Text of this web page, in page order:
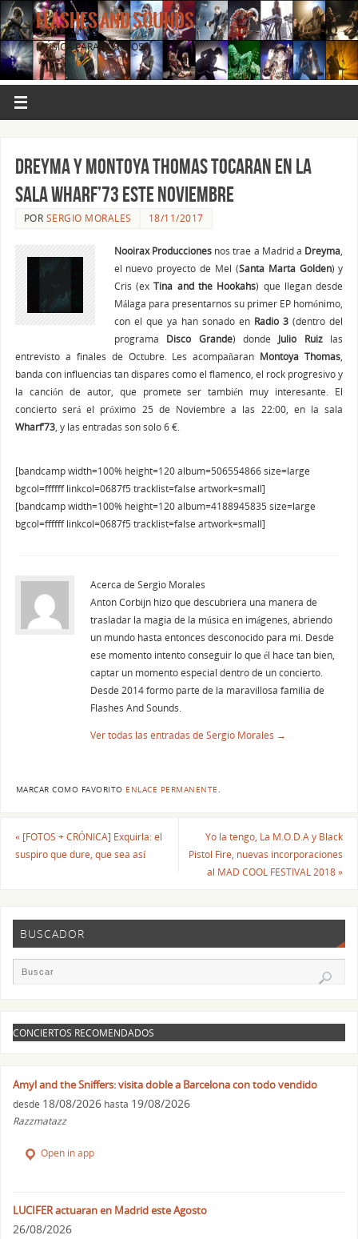
FLASHES AND SOUNDS
MÚSICA PARA LOS OJOS.
DREYMA y MONTOYA THOMAS tocaran en la
sala Wharf’73 este Noviembre
POR SERGIO MORALES 18/11/2017
Nooirax Produccionesnos trae a Madrid a Dreyma
el nuevo proyecto de Mel (Santa Marta Golden) y
Cris (exTina and the Hookahs) que llegan desde
Málaga para presentarnos su primer EP homónimo,
con el que ya han sonado en Radio 3 (dentro del
programa Disco Grande) donde Julio Ruizlas
entrevisto a finales de Octubre. Les acompañaran Montoya Thomas
banda con influencias tan dispares como el flamenco, el rock progresivo y
la canción de autor, que promete ser también muy interesante. El
concierto será el próximo 25 de Noviembre a las 22:00, en la sala
Wharf’73, y las entradas son solo 6 €.
[bandcamp width=100% height=120 album=506554866 size=large
bgcol=ffffff linkcol=0687f5 tracklist=false artwork=small]
[bandcamp width=100% height=120 album=4188945835 size=large
bgcol=ffffff linkcol=0687f5 tracklist=false artwork=small]
Acerca de Sergio Morales
Anton Corbijn hizo que descubriera una manera de
trasladar la magia de la música en imágenes, abriendo
un mundo hasta entonces desconocido para mi. Desde
ese momento intento conseguir lo que él hace tan bien,
captar un momento especial dentro de un concierto.
Desde 2014 formo parte de la maravillosa familia de
Flashes And Sounds.
Ver todas las entradas de Sergio Morales →
MARCAR COMO FAVORITO ENLACE PERMANENTE.
«[FOTOS + CRÓNICA] Exquirla: el
suspiro que dure, que sea así
Yo la tengo, La M.O.D.A y Black
Pistol Fire, nuevas incorporaciones
al MAD COOL FESTIVAL 2018»
BUSCADOR
CONCIERTOS RECOMENDADOS
Amyl and the Sniffers: visita doble a Barcelona con todo vendido
desde 18/08/2026 hasta 19/08/2026
Razzmatazz
Open in app
LUCIFER actuaran en Madrid este Agosto
26/08/2026